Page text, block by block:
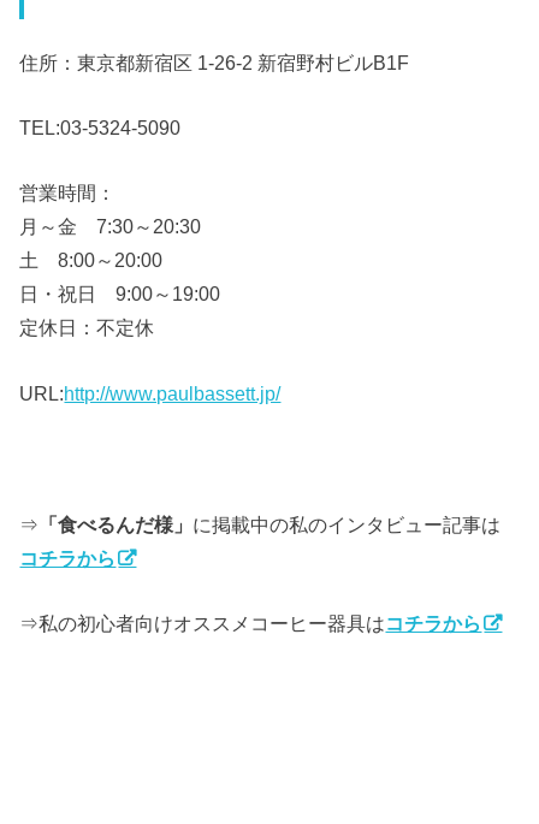
住所：東京都新宿区 1-26-2 新宿野村ビルB1F
TEL:03-5324-5090
営業時間：
月～金 7:30～20:30
土 8:00～20:00
日・祝日 9:00～19:00
定休日：不定休
URL:http://www.paulbassett.jp/
⇒ 「食べるんだ様」 に掲載中の私のインタビュー記事は
コチラから
⇒私の初心者向けオススメコーヒー器具はコチラから